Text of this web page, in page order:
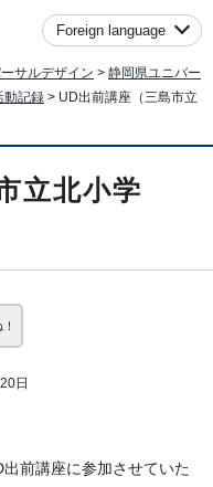
Foreign language
サルデザイン > 静岡県ユニバー
動記録 > UD出前講座（三島市立
立北小学
日
前講座に参加させていた